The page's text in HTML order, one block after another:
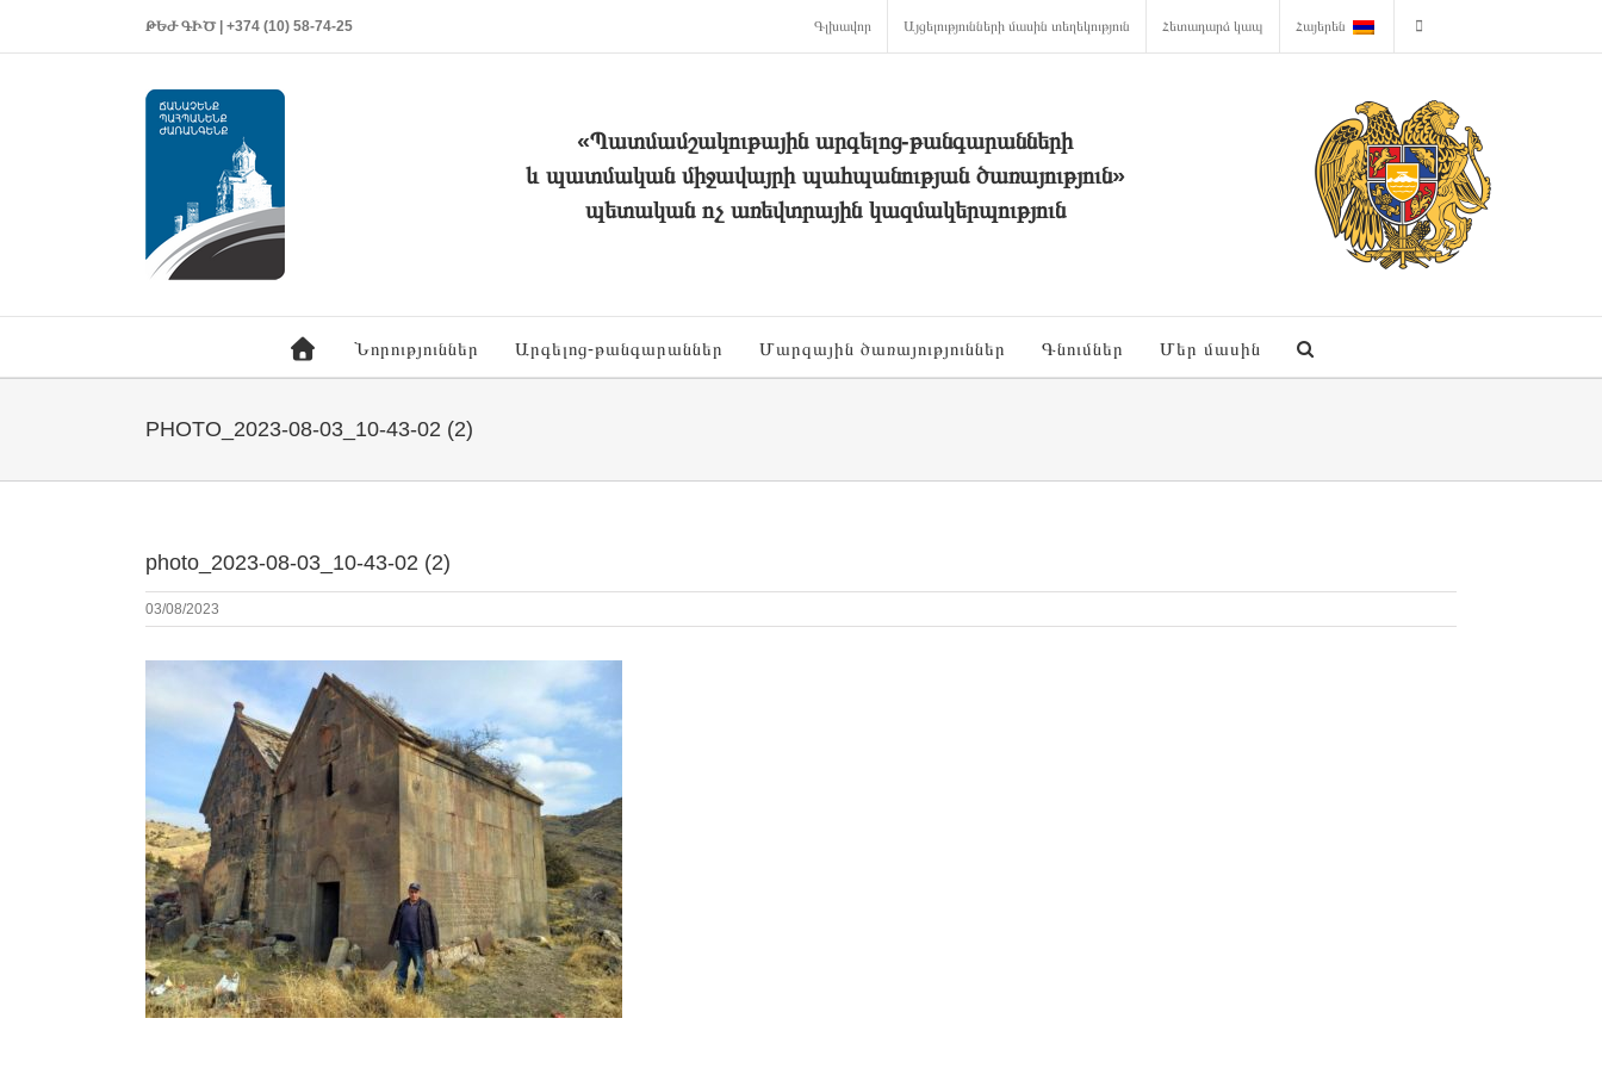
ԹԵԺ ԳԻԾ | +374 (10) 58-74-25 Գլխավոր Այցելությունների մասին տեղեկություն Հետադարձ կապ Հայերեն
«Պատմամշակութային արգելոց-թանգարանների
և պատմական միջավայրի պահպանության ծառայություն»
պետական ոչ առեվտրային կազմակերպություն
Նորություններ Արգելոց-թանգարաններ Մարզային ծառայություններ Գնումներ Մեր մասին
PHOTO_2023-08-03_10-43-02 (2)
photo_2023-08-03_10-43-02 (2)
03/08/2023